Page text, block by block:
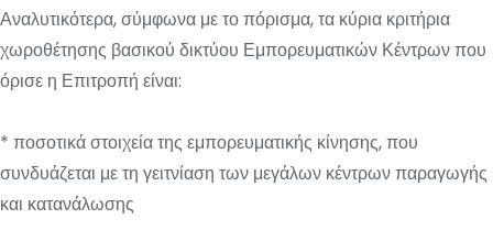
Αναλυτικότερα, σύμφωνα με το πόρισμα, τα κύρια κριτήρια
χωροθέτησης βασικού δικτύου Εμπορευματικών Κέντρων που
όρισε η Επιτροπή είναι:
* ποσοτικά στοιχεία της εμπορευματικής κίνησης, που
συνδυάζεται με τη γειτνίαση των μεγάλων κέντρων παραγωγής
και κατανάλωσης